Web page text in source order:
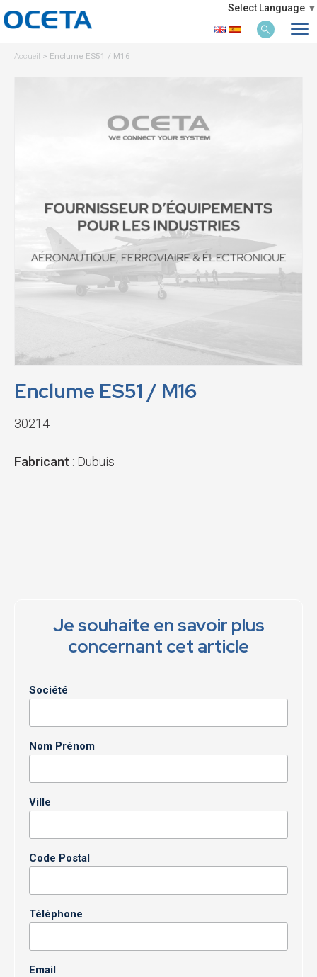
Select Language ▼
Accueil > Enclume ES51 / M16
Enclume ES51 / M16
30214
Fabricant : Dubuis
Je souhaite en savoir plus
concernant cet article
Société
Nom Prénom
Ville
Code Postal
Téléphone
Email